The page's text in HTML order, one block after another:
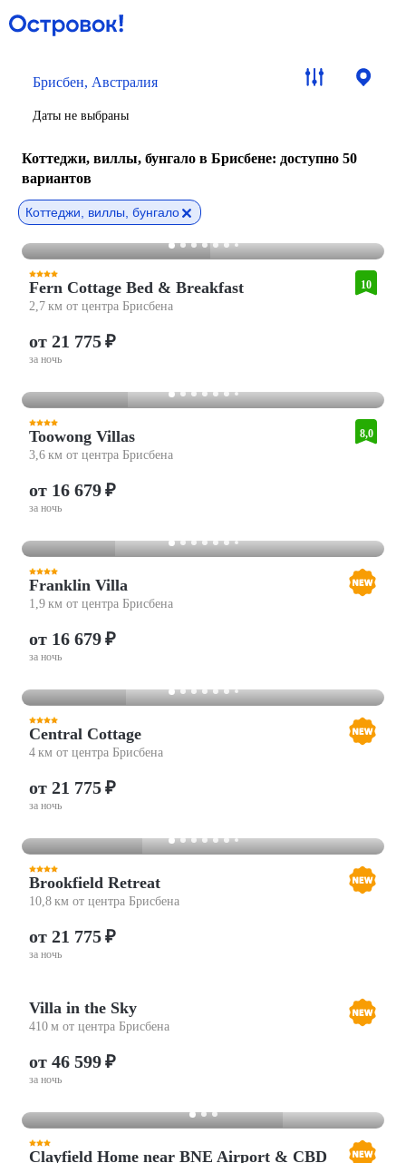
Брисбен, Австралия
Даты не выбраны
Коттеджи, виллы, бунгало в Брисбене: доступно 50
вариантов
Коттеджи, виллы, бунгало
Fern Cottage Bed & Breakfast
2,7 км от центра Брисбена
10
от 21 775 ₽
за ночь
Toowong Villas
3,6 км от центра Брисбена
8,0
от 16 679 ₽
за ночь
Franklin Villa
1,9 км от центра Брисбена
от 16 679 ₽
за ночь
Central Cottage
4 км от центра Брисбена
от 21 775 ₽
за ночь
Brookfield Retreat
10,8 км от центра Брисбена
от 21 775 ₽
за ночь
Villa in the Sky
410 м от центра Брисбена
от 46 599 ₽
за ночь
Clayfield Home near BNE Airport & CBD